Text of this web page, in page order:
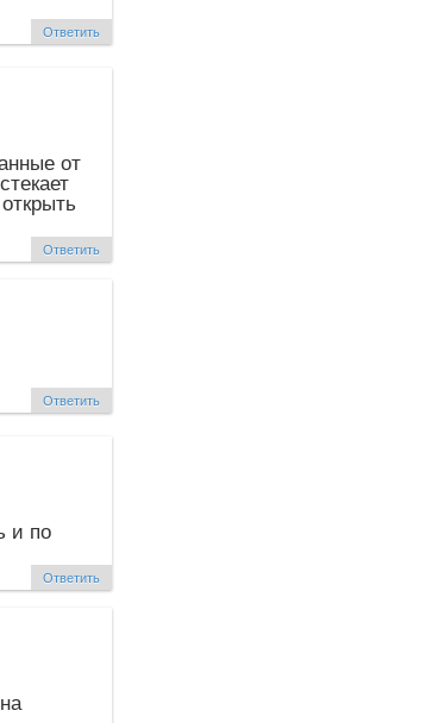
Ответить
от
Ответить
Ответить
и по
Ответить